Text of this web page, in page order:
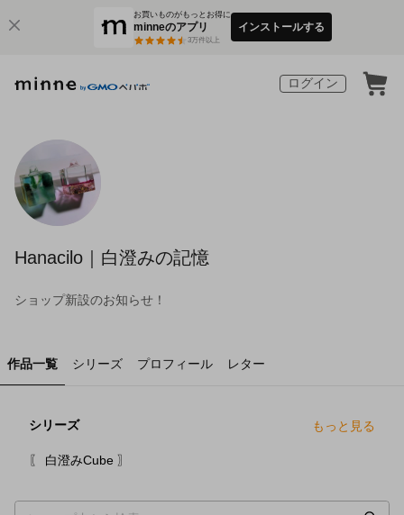
お買いものがもっとお得に
minneのアプリ
3万件以上
インストールする
ログイン
Hanacilo｜白澄みの記憶
ショップ新設のお知らせ！
作品一覧 シリーズ プロフィール レター
シリーズ もっと見る
〖 白澄みCube 〗